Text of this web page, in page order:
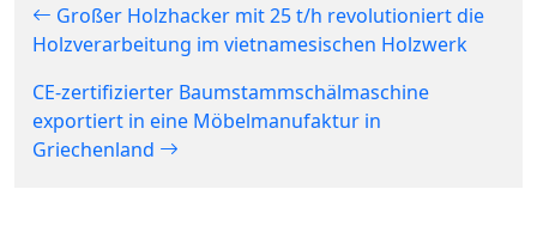
Großer Holzhacker mit 25 t/h revolutioniert die
Holzverarbeitung im vietnamesischen Holzwerk
CE-zertifizierter Baumstammschälmaschine
exportiert in eine Möbelmanufaktur in
Griechenland